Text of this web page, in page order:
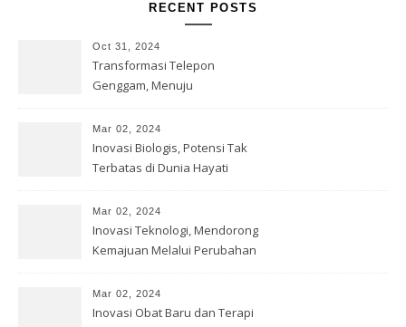
RECENT POSTS
Oct 31, 2024
Transformasi Telepon
Genggam, Menuju
Mar 02, 2024
Inovasi Biologis, Potensi Tak
Terbatas di Dunia Hayati
Mar 02, 2024
Inovasi Teknologi, Mendorong
Kemajuan Melalui Perubahan
Mar 02, 2024
Inovasi Obat Baru dan Terapi